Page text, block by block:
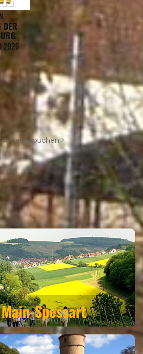
DER
2026
Anzeige buchen >
GEHÖRT ZU DEN
REGIONEN
Main-Spessart